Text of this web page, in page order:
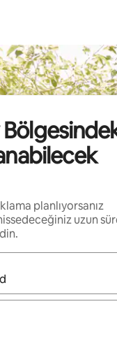
planlıyorsanız
uzun
olduğunda yukarı ve